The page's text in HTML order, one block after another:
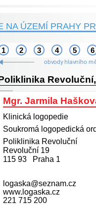
NA ÚZEMÍ PRAHY
1 2 3 4 5 6
Mgr. Jarmila
Klinická logopedie
Soukromá logopedická
Poliklinika Revoluční
Revoluční 19
115 93 Praha 1
logaska@seznam.cz
www.logaska.cz
221 715 200